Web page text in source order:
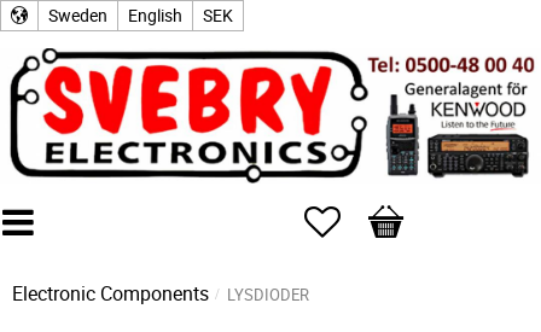
Sweden English SEK
Favorites
Basket
Electronic Components LYSDIODER